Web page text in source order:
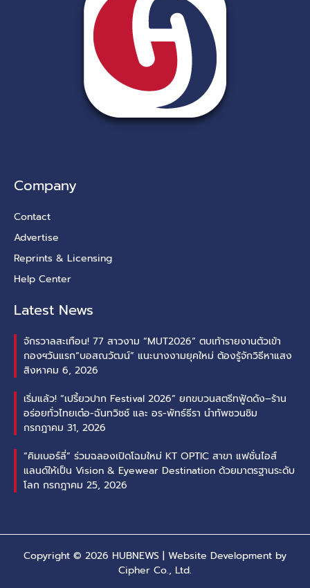
Company
Contact
Advertise
Reprints & Licensing
Help Center
Latest News
จักรวาลสะเทือน! 77 สาวงาม “MUT2026” ตบเท้ารายงานตัวเข้า
กองฯวันแรก“บอสณวัฒน์” แนะนางงามยุคใหม่ ต้องรู้จักวิธีหาแสง
สิงหาคม 6, 2026
เริ่มแล้ว! “เปรี้ยวปาก Festival 2026” ยกขบวนสตรีทฟู้ดดัง–ร้าน
อร่อยทั่วไทยเต๋อ-ฉันทวิชช์ และ อร-พัทธ์ธีรา นำทัพชวนชิม
กรกฎาคม 31, 2026
“คิมเบอร์ลี่” ร่วมฉลองเปิดโฉมใหม่ KT OPTIC สาขา แฟชั่นไอส์
แลนด์ให้เป็น Vision & Eyewear Destination ด้วยมาตรฐานระดับ
โลก กรกฎาคม 25, 2026
Copyright © 2026 HUBNEWS | Website Development by
Cipher Co., Ltd.